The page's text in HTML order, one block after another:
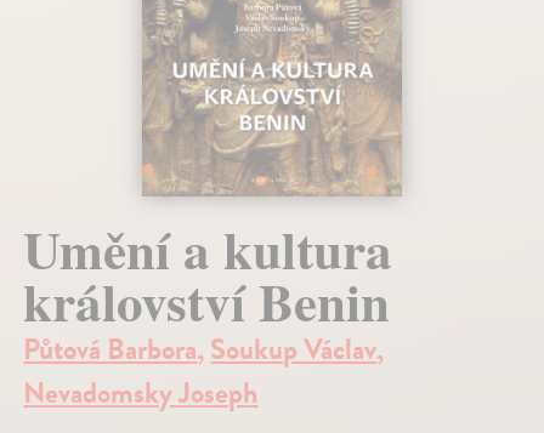
Umění a kultura
království Benin
Půtová Barbora,Soukup Václav,
Nevadomsky Joseph